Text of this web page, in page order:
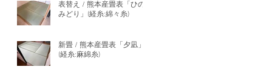
表替え / 熊本産畳表「ひの
みどり」(経糸:綿々糸)
新畳 / 熊本産畳表「夕凪」
(経糸:麻綿糸)